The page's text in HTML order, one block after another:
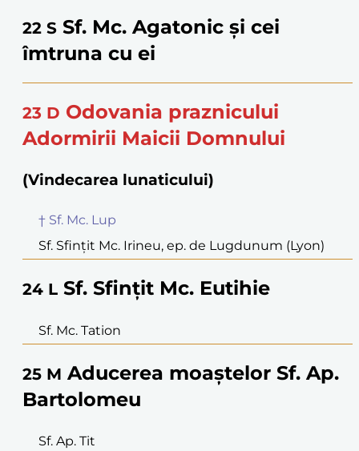
22 S Sf. Mc. Agatonic și cei
îmtruna cu ei
23 D Odovania praznicului
Adormirii Maicii Domnului
(Vindecarea lunaticului)
† Sf. Mc. Lup
Sf. Sfințit Mc. Irineu, ep. de Lugdunum (Lyon)
24 L Sf. Sfințit Mc. Eutihie
Sf. Mc. Tation
25 M Aducerea moaștelor Sf. Ap.
Bartolomeu
Sf. Ap. Tit